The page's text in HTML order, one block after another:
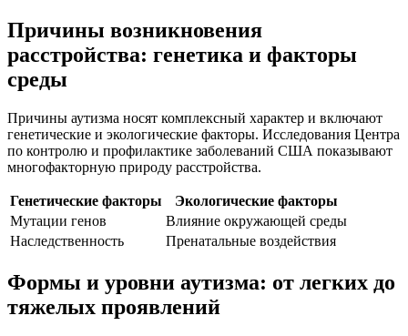
Причины возникновения
расстройства: генетика и факторы
среды
Причины аутизма носят комплексный характер и включают
генетические и экологические факторы. Исследования Центра
по контролю и профилактике заболеваний США показывают
многофакторную природу расстройства.
Генетические факторы
Экологические факторы
Мутации генов
Влияние окружающей среды
Наследственность
Пренатальные воздействия
Формы и уровни аутизма: от легких до
тяжелых проявлений